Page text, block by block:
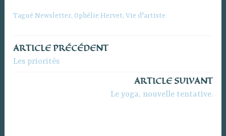
TaguéNewsletter, Ophélie Hervet,Vie d'artiste
Navigation
ARTICLE PRÉCÉDENT
Les priorités
ARTICLE SUIVANT
Le yoga, nouvelle tentative.